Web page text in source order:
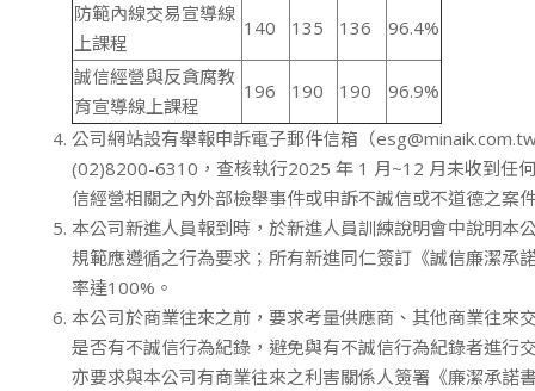
防範內線交易宣導線
上課程
140 135 136 96.4%
誠信經營與反貪腐教
育宣導線上課程
196 190 190
96.9%
公司網站設有舉報申訴電子郵件信箱（
(02)8200-6310，查核執行2025 年 1 月~12 月未收到任
信經營相關之內外部檢舉事件或申訴不誠信或不道德之案
本公司新進人員報到時，於新進人員訓練說明會中說明本
規範應遵循之行為要求；所有新進同仁簽訂《誠信廉潔承
率達100%。
本公司於商業往來之前，要求考量供應商、其他商業往來
是否有不誠信行為紀錄，避免與有不誠信行為紀錄者進行
亦要求與本公司有商業往來之利害關係人簽署《廉潔承諾